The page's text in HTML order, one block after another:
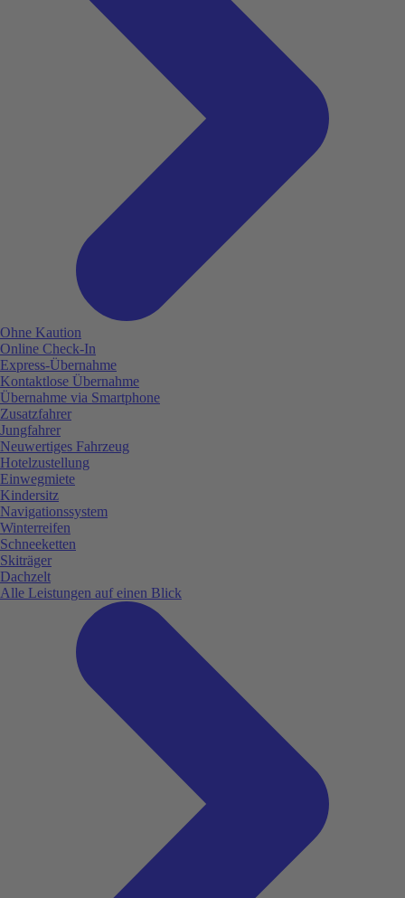
Ohne Kaution
Online Check-In
Express-Übernahme
Kontaktlose Übernahme
Übernahme via Smartphone
Zusatzfahrer
Jungfahrer
Neuwertiges Fahrzeug
Hotelzustellung
Einwegmiete
Kindersitz
Navigationssystem
Winterreifen
Schneeketten
Skiträger
Dachzelt
Alle Leistungen auf einen Blick